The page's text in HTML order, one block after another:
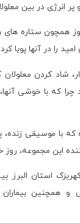
انرژی در بین
همچون ستاره
را در آنها پویا
شاد کردن
چرا که با خوشی
با موسیقی زنده،
این مجموعه،
و همچنین